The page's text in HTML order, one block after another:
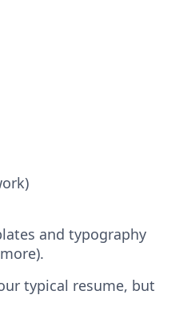
and typography
typical resume, but